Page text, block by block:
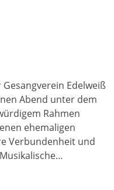
Edelweiß
Abend unter dem
Rahmen
ehemaligen
Verbundenheit und